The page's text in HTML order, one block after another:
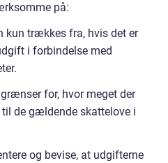
på:
kun trækkes fra, hvis det er
i forbindelse med
for, hvor meget der
de gældende skattelove i
og bevise, at udgifterne